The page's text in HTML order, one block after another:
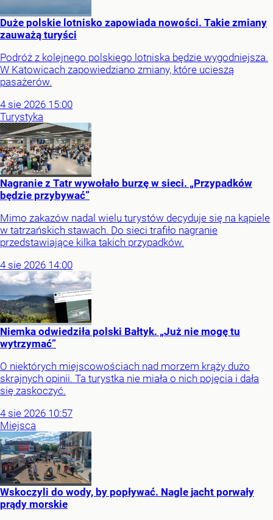
Duże polskie lotnisko zapowiada nowości. Takie zmiany
zauważą turyści
Podróż z kolejnego polskiego lotniska będzie wygodniejsza.
W Katowicach zapowiedziano zmiany, które ucieszą
pasażerów.
4 sie 2026 15:00
Turystyka
Nagranie z Tatr wywołało burzę w sieci. „Przypadków
będzie przybywać”
Mimo zakazów nadal wielu turystów decyduje się na kąpiele
w tatrzańskich stawach. Do sieci trafiło nagranie
przedstawiające kilka takich przypadków.
4 sie 2026 14:00
Niemka odwiedziła polski Bałtyk. „Już nie mogę tu
wytrzymać”
O niektórych miejscowościach nad morzem krąży dużo
skrajnych opinii. Ta turystka nie miała o nich pojęcia i dała
się zaskoczyć.
4 sie 2026 10:57
Miejsca
Wskoczyli do wody, by popływać. Nagle jacht porwały
prądy morskie